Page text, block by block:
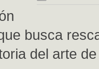
busca
del arte